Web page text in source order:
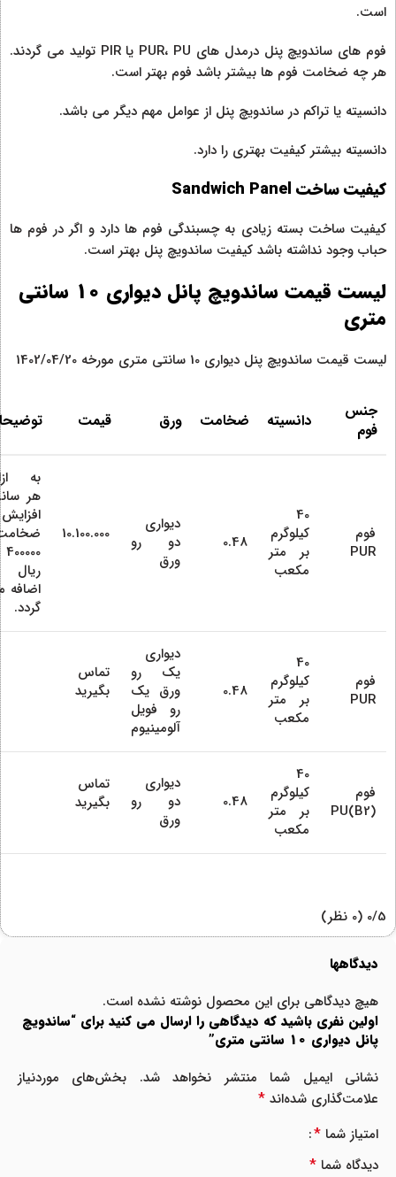
است.
فوم های ساندویچ پنل درمدل های PUR، PU یا PIR تولید می گردند.
هر چه ضخامت فوم ها بیشتر باشد فوم بهتر است.
دانسیته یا تراکم در ساندویچ پنل از عوامل مهم دیگر می باشد.
دانسیته بیشتر کیفیت بهتری را دارد.
کیفیت ساخت Sandwich Panel
کیفیت ساخت بسته زیادی به چسبندگی فوم ها دارد و اگر در فوم ها
حباب وجود نداشته باشد کیفیت ساندویچ پنل بهتر است.
لیست قیمت ساندویچ پانل دیواری 10 سانتی
متری
لیست قیمت ساندویچ پنل دیواری 10 سانتی متری مورخه 1402/04/20
جنس
فوم
دانسیته ضخامت ورق قیمت
فوم
PUR
40
کیلوگرم
بر متر
مکعب
0.48
دیواری
دو رو
ورق
10.100.000
به
هر
افزایش
400000
ریال
اضافه
گردد.
فوم
PUR
40
کیلوگرم
بر متر
مکعب
0.48
دیواری
یک رو
ورق یک
رو فویل
آلومینیوم
تماس
بگیرید
فوم
PU(B2)
40
کیلوگرم
بر متر
مکعب
0.48
دیواری
دو رو
ورق
تماس
بگیرید
‫0/5 ‫(0 نظر)
دیدگاهها
هیچ دیدگاهی برای این محصول نوشته نشده است.
اولین نفری باشید که دیدگاهی را ارسال می کنید برای “ساندویچ
پانل دیواری 10 سانتی متری”
نشانی ایمیل شما منتشر نخواهد شد.
بخش‌های موردنیاز
علامت‌گذاری شده‌اند *
امتیاز شما *
دیدگاه شما *